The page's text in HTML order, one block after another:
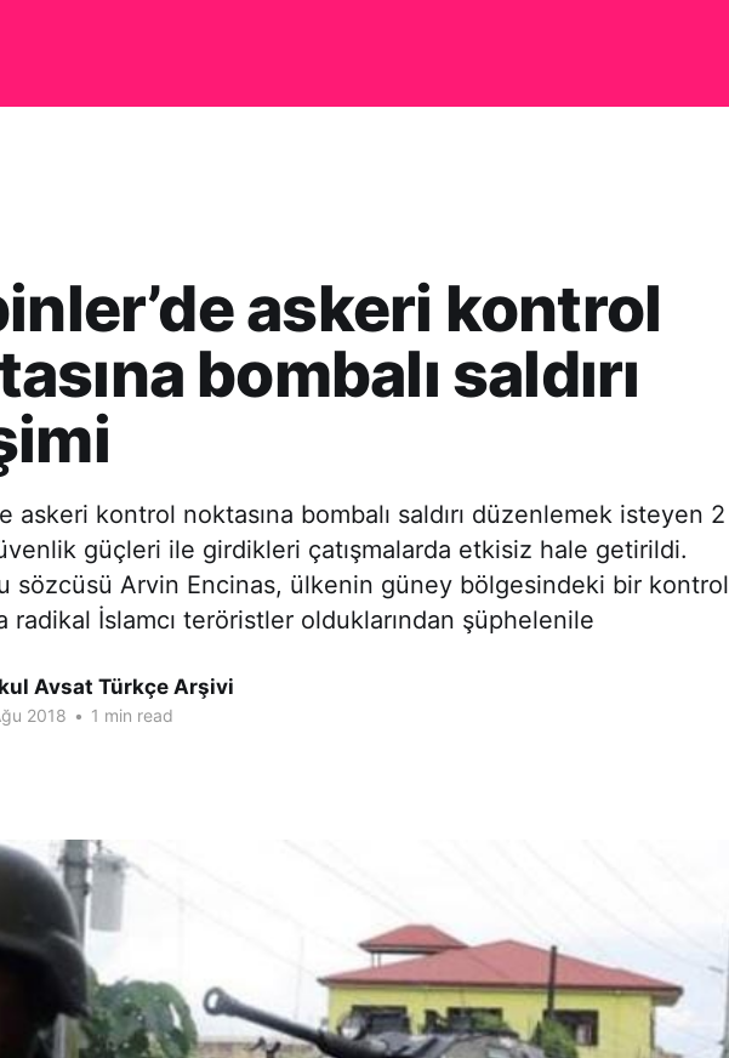
askeri kontrol
bombalı saldırı
askeri kontrol noktasına bombalı saldırı düzenlemek isteyen 2
güçleri ile girdikleri çatışmalarda etkisiz hale getirildi.
sözcüsü Arvin Encinas, ülkenin güney bölgesindeki bir kontrol
radikal İslamcı teröristler olduklarından şüphelenile
Avsat Türkçe Arşivi
2018 • 1 min read